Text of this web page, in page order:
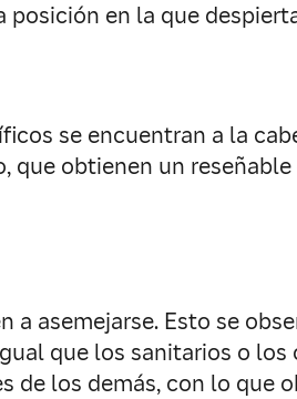
en la que
se encuentran a la
que obtienen un reseñable
asemejarse. Esto se
que los sanitarios o
los demás, con lo que